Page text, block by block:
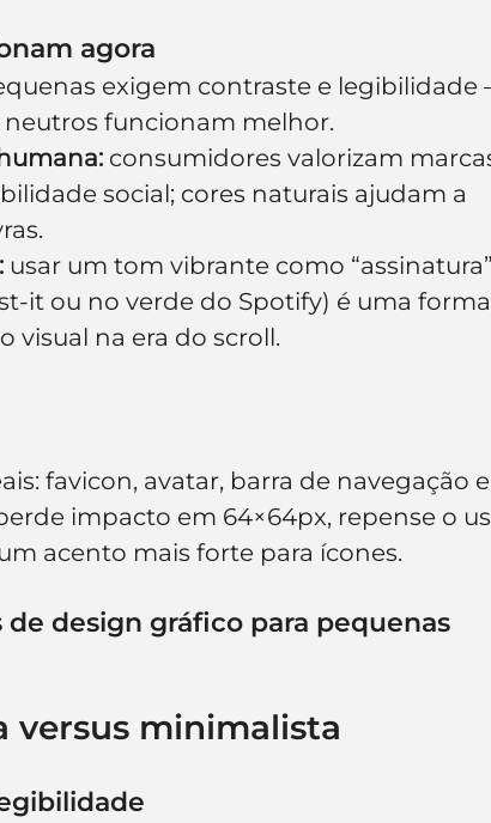
agora
exigem contraste e legibilidade
neutros funcionam melhor.
consumidores valorizam
social; cores naturais ajudam a
usar um tom vibrante como “assinatura”
it ou no verde do Spotify) é uma forma
visual na era do scroll.
favicon, avatar, barra de navegação e
impacto em 64×64px, repense o
acento mais forte para ícones.
de design gráfico para pequenas
versus minimalista